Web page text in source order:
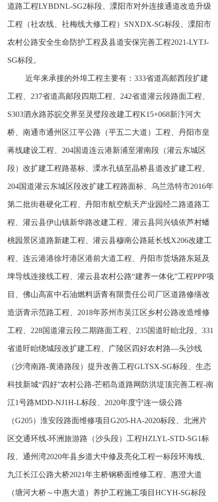
道路工程LYBDNL-SG2标段、溧阳市对外连接通道改造升级
工程（社农线、社梅线大修工程） SNXDX-SG标段、溧阳市
农村公路安全生命防护工程及县道安保完善工程2021-LYTJ-
SG标段。
近年来承接的外埠工程主要有： 333省道高邮西段扩建
工程、 237省道高邮段四期工程、 242省道灌云段路面工程、
S303泗永路苏皖交界至灵璧段改建工程K15+068新汴河大
桥、南通市通州区江平公路（平五二大道）工程、丹阳市皇
蒋线建设工程、 204国道连云港新浦至灌南段（灌云东城区
段）改扩建工程路基标、溧水孔镇至晶桥县道改扩建工程、
204国道灌云东城区段改扩建工程路面标、乌兰浩特市2016年
第二批街巷硬化工程、丹阳市航空航天产业园经二路道路工
程、灌云县伊山镇新华路改建工程、灌云县同兴镇依芦村蟠
桃园景区道路新建工程、灌云县穆南公路延长线X206改建工
程、连云港港徐圩港区港前大道工程、丹阳市货场路东延及
埤导线连接线工程、灌云县农村公路“建养一体化”工程PPP项
目、佛山高富中石油燃料沥青有限责任公司厂区道路修缮改
造沥青示范路工程、 2018年苏州市吴江区乡村公路改造维修
工程、 228国道灌云段二期路面工程、 235国道盱眙北段、 331
省道盱眙绕城段改扩建工程、广陵区四好农村路—头沙线
（沙湾南路-黄港路段）提升改善工程GLTSX-SG标段、生态
科技新城“四好”农村公路-芒稻岛道路网防洪堤顶完善工程-南
江1号路MDD-NJ1H-L标段、 2020年度宁连一级公路
（G205）淮安段路面维修项目 G205-HA-2020标段、北洲片
区交通环线-环洲旅游路（沙头段）工程HZLYL-STD-SG1标
段、通州湾2020年县乡道大中修及亮化工程一标段环海线、
九江长江公路大桥2021年主桥钢桥面维修工程、惠澄大道
（塘河大桥～中惠大道）养护工程施工项目 HCYH-SG标段